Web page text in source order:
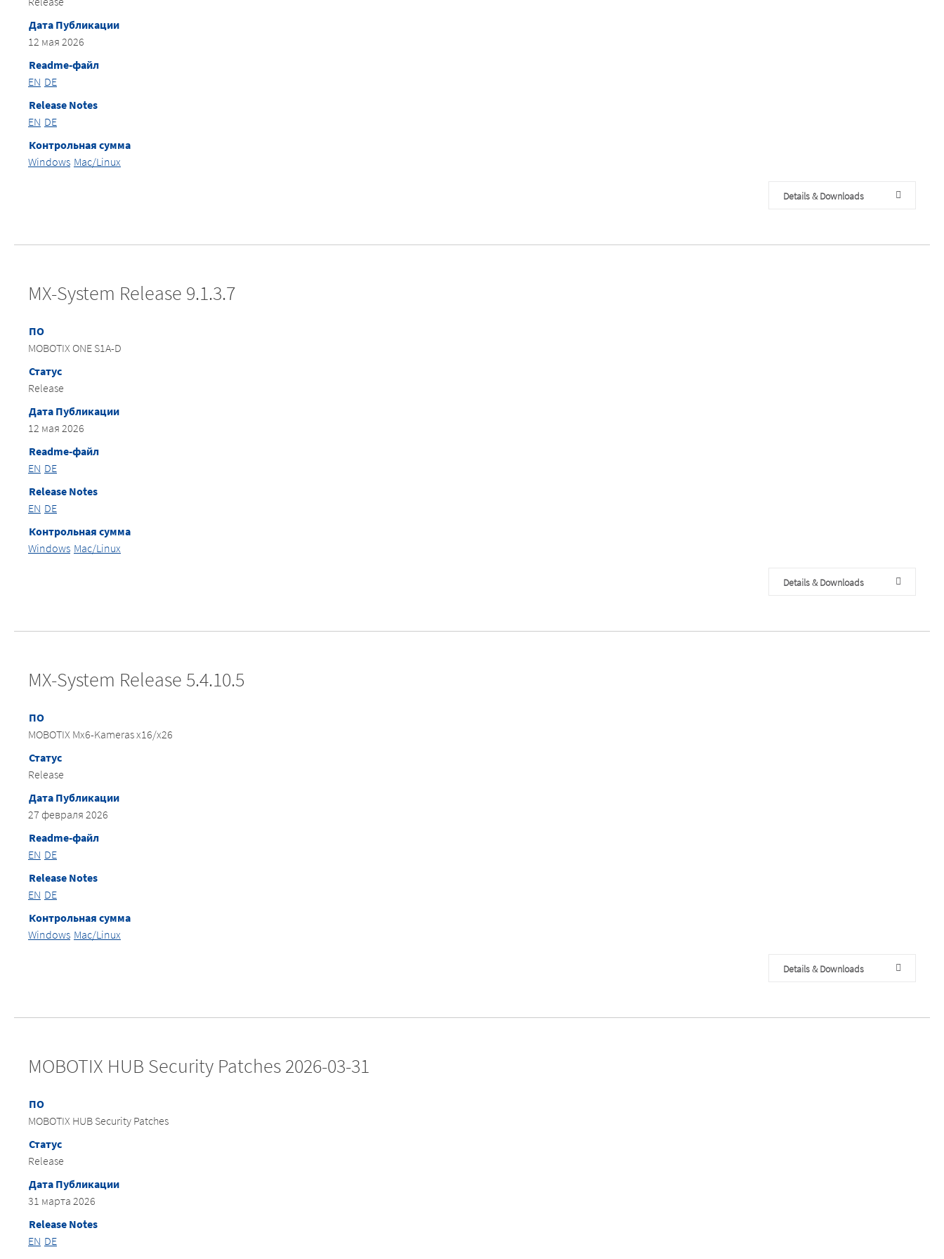
Дата Публикации
12 мая 2026
Readme-файл
EN DE
Release Notes
EN DE
Контрольная сумма
Windows Mac/Linux
Details & Downloads
MX-System Release 9.1.3.7
ПО
MOBOTIX ONE S1A-D
Статус
Release
Дата Публикации
12 мая 2026
Readme-файл
EN DE
Release Notes
EN DE
Контрольная сумма
Windows Mac/Linux
Details & Downloads
MX-System Release 5.4.10.5
ПО
MOBOTIX Mx6-Kameras x16/x26
Статус
Release
Дата Публикации
27 февраля 2026
Readme-файл
EN DE
Release Notes
EN DE
Контрольная сумма
Windows Mac/Linux
Details & Downloads
MOBOTIX HUB Security Patches 2026-03-31
ПО
MOBOTIX HUB Security Patches
Статус
Release
Дата Публикации
31 марта 2026
Release Notes
EN DE